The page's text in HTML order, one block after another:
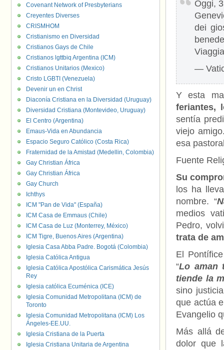
Oggi,
dei
—
Y esta
feriantes,
sentía
viejo
esa
Fuente
Su
los ha
nombre. “
medios
Pedro,
trata de
El
“Lo aman
tiende la
sino
que actúa
Evangelio
Más allá
dolor que
Covenant Network of Presbyterians
Creyentes Diverses
CRISMHOM
Cristianismo en Diversidad
Cristianos Gays de Chile
Cristianos lgttbiq Argentina (ICM)
Cristianos Unitarios (Mexico)
Cristo LGBTI (Venezuela)
Devenir un en Christ
Diaconía Cristiana en la Diversidad (Uruguay)
Diversidad Cristiana (Montevideo, Uruguay)
El Centro (Argentina)
Emaus-Vida en Abundancia
Espacio Seguro Católico (Costa Rica)
Fraternidad de la Amistad (Medellin, Colombia)
Gay Christian África
Gay Christian África
Gay Church
Ichthys
ICM "Pan de Vida" (España)
ICM Casa de Emmaus (Chile)
ICM Casa de Luz (Monterrey, México)
ICM Tigre, Buenos Aires (Argentina)
Iglesia Casa Abba Padre. Bogotá (Colombia)
Iglesia Católica Antigua
Iglesia Católica Apostólica Carismática Jesús
Rey
Iglesia católica Ecuménica (ICE)
Iglesia Comunidad Metropolitana (ICM) de
Toronto
Iglesia Comunidad Metropolitana (ICM) Los
Ángeles-EE.UU.
Iglesia Cristiana de la Puerta
Iglesia Cristiana Unitaria de Argentina